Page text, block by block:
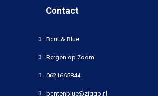
Contact
Bont & Blue
Bergen op Zoom
0621665844
bontenblue@ziggo.nl